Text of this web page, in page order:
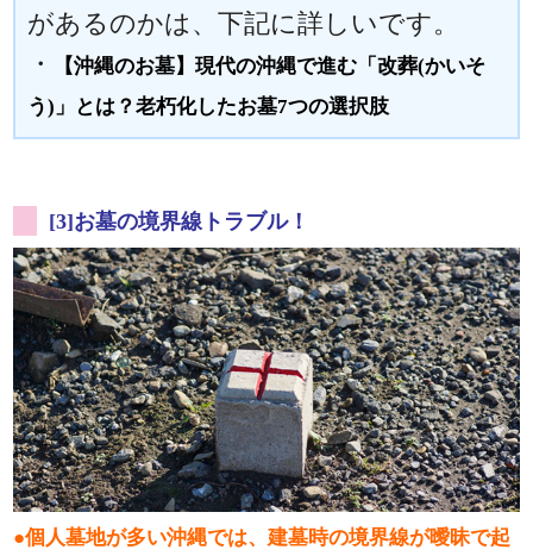
があるのかは、下記に詳しいです。
・
【沖縄のお墓】現代の沖縄で進む「改葬(かいそ
う)」とは？老朽化したお墓7つの選択肢
[3]お墓の境界線トラブル！
●個人墓地が多い沖縄では、建墓時の境界線が曖昧で起